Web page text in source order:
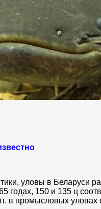
уловы в Беларуси
годах, 150 и 135 ц
в промысловых